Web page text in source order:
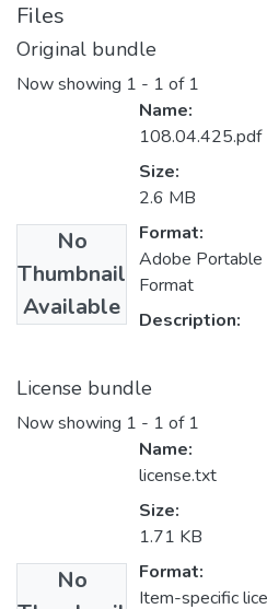
Files
Original bundle
Now showing 1 - 1 of 1
No
Thumbnail
Available
Name:
108.04.425.pdf
Size:
2.6 MB
Format:
Adobe Portable
Format
Description:
License bundle
Now showing 1 - 1 of 1
No
Name:
license.txt
Size:
1.71 KB
Format:
Item-specific